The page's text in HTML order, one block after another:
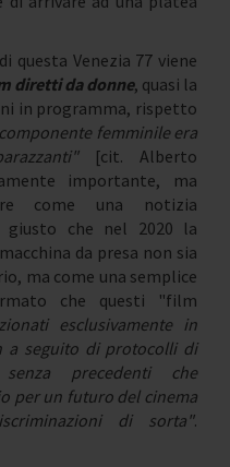
Venezia 77 viene
diretti da donne, quasi la
in programma, rispetto
femminile era
[cit. Alberto
importante, ma
come una notizia
giusto che nel 2020 la
da presa non sia
ma come una semplice
che questi "film
esclusivamente in
a seguito di protocolli di
precedenti che
per un futuro del cinema
di sorta".